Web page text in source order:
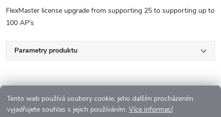
Tento web používá soubory cookie, jeho dalším procházením
vyjadřujete souhlas s jejich používáním. Více informací
FlexMaster license upgrade from supporting 25 to supporting up to
100 AP's
Parametry produktu